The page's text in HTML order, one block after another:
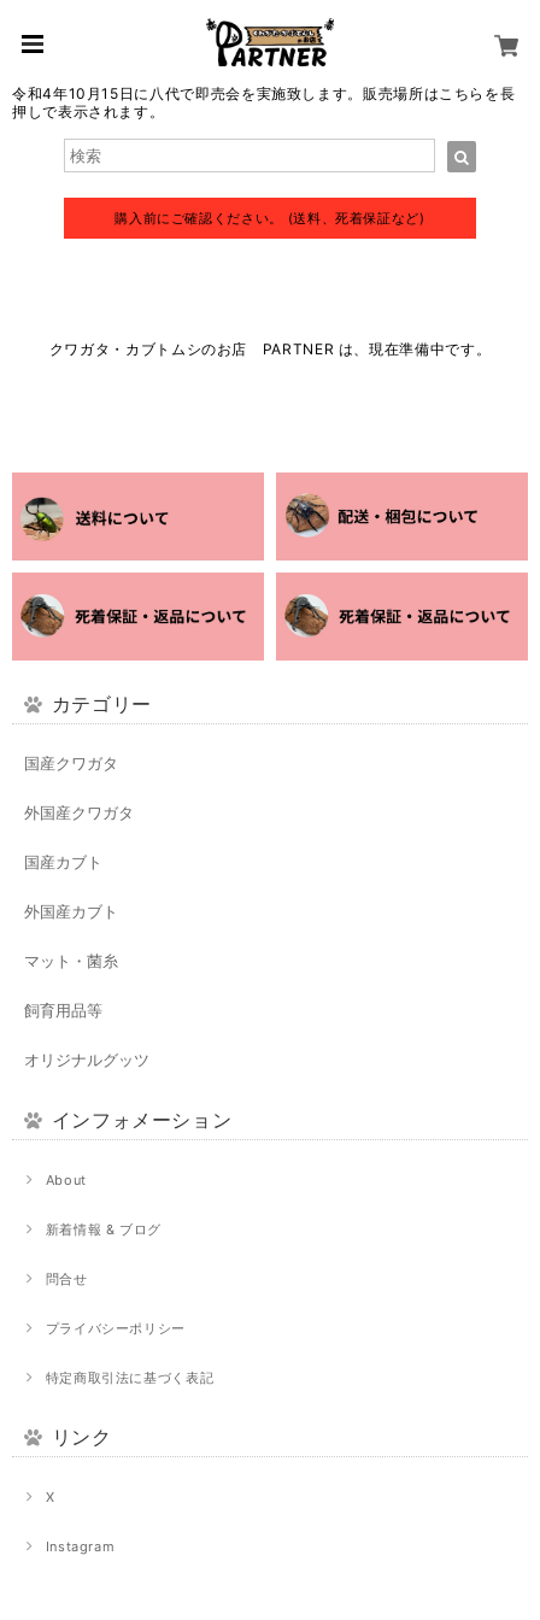
令和4年10月15日に八代で即売会を実施致します。販売場所はこちらを長
押しで表示されます。
購入前にご確認ください。 (送料、死着保証など)
クワガタ・カブトムシのお店 PARTNER は、現在準備中です。
カテゴリー
国産クワガタ
外国産クワガタ
国産カブト
外国産カブト
マット・菌糸
飼育用品等
オリジナルグッツ
インフォメーション
About
新着情報 & ブログ
問合せ
プライバシーポリシー
特定商取引法に基づく表記
リンク
X
Instagram